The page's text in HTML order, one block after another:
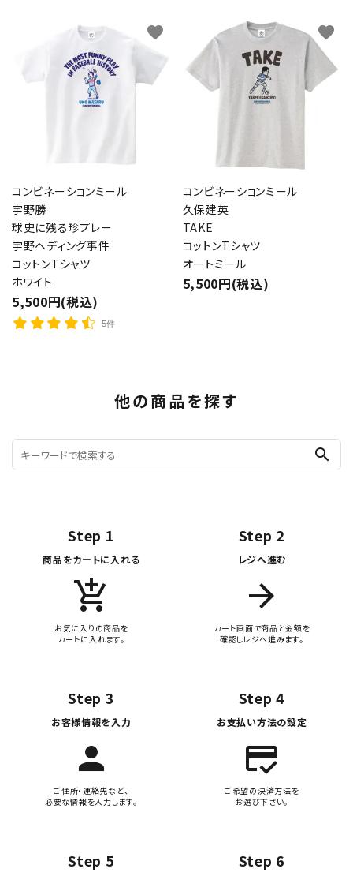
コンビネーションミール
宇野勝
球史に残る珍プレー
宇野ヘディング事件
コットンTシャツ
ホワイト
5,500円(税込)
5件
favorite
コンビネーションミール
久保建英
TAKE
コットンTシャツ
オートミール
5,500円(税込)
favorite
他の商品を探す
search
Step 1
商品をカートに入れる
add_shopping_cart
お気に入りの商品を
カートに入れます。
Step 2
レジへ進む
arrow_forward
カート画面で商品と金額を
確認しレジへ進みます。
Step 3
お客様情報を入力
person
ご住所・連絡先など、
必要な情報を入力します。
Step 4
お支払い方法の設定
credit_score
ご希望の決済方法を
お選び下さい。
Step 5 Step 6